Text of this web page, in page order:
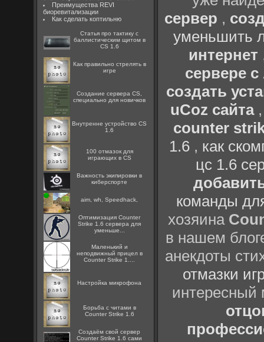
Преимущества REVI
биоревитализации
Как сделать коптильню
Статья про тактику с
баллистическим щитом в
CS 1.6
Как правильно стрелять в
игре
Создание сервера CS,
специально для новичков
Внутренне устройство CS
1.6
100 отмазок для
играющих в CS
Важность экипировки в
киберспорте
aim, wh, Speedhack,
Оптимизация Counter
Strike 1.6 сервера для
уменьше...
Маленький и
неподвижный прицел в
Counter Strike 1....
Настройка микрофона
Борьба с читами в
Counter Strike 1.6
Создаём свой сервер
Counter Strike 1.6 сами
сервер ,
уменьшить
интернет
сервере
создать
uCoz сайта
counter
1.6, как
цс 1.6
команды
хозяина
в нашем
анекдоты
отмазки
интересный